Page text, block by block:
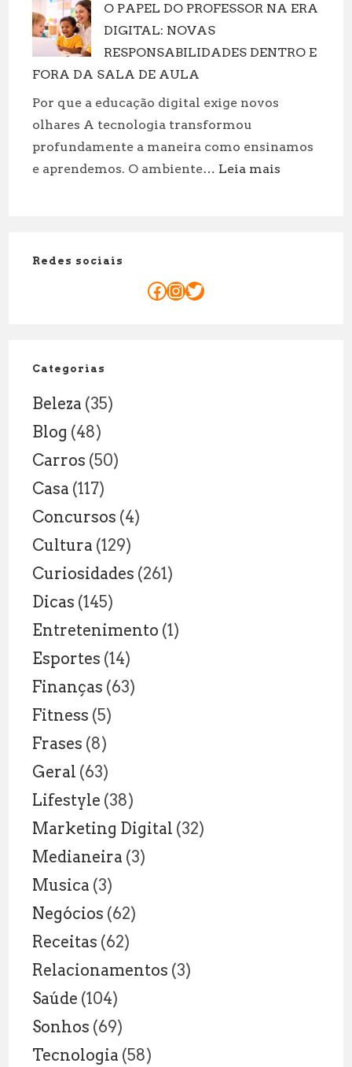
casal
Porto:
Motivos
Para
já
sua
sessão
a
O PAPEL DO PROFESSOR NA ERA
DIGITAL: NOVAS
RESPONSABILIDADES DENTRO E
FORA DA SALA DE AULA
Por que a educação digital exige novos
olhares A tecnologia transformou
profundamente a maneira como ensinamos
e aprendemos. O ambiente… Leia mais
Redes sociais
Facebook
Instagram
Twitter
Categorias
Beleza (35)
Blog (48)
Carros (50)
Casa (117)
Concursos (4)
Cultura (129)
Curiosidades (261)
Dicas (145)
Entretenimento (1)
Esportes (14)
Finanças (63)
Fitness (5)
Frases (8)
Geral (63)
Lifestyle (38)
Marketing Digital (32)
Medianeira (3)
Musica (3)
Negócios (62)
Receitas (62)
Relacionamentos (3)
Saúde (104)
Sonhos (69)
Tecnologia (58)